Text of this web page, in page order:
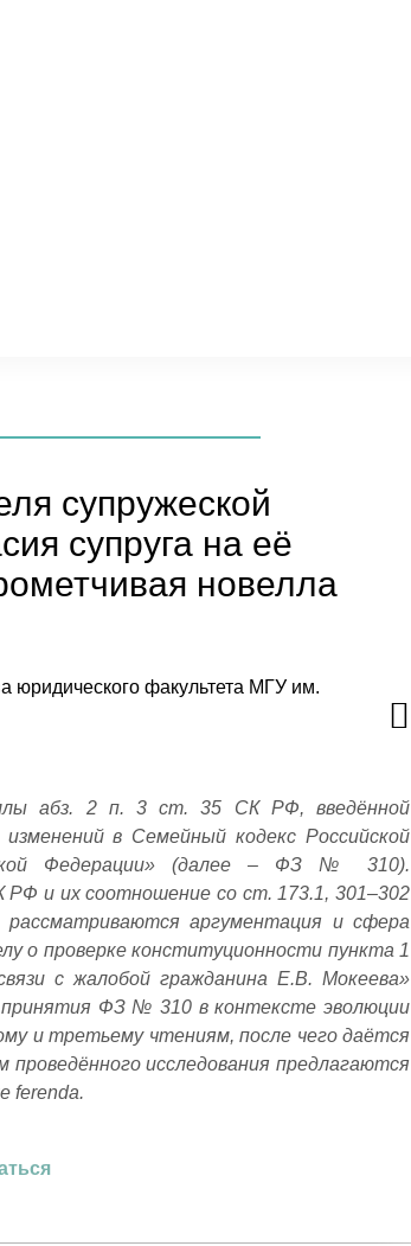
супружеской
супруга на её
новелла
юридического факультета МГУ им.
абз. 2 п. 3 ст. 35 СК РФ, введённой
в Семейный кодекс Российской
Федерации» (далее – ФЗ № 310).
РФ и их соотношение со ст. 173.1, 301–302
аргументация и сфера
о проверке конституционности пункта 1
с жалобой гражданина Е.В. Мокеева»
принятия ФЗ № 310 в контексте эволюции
и третьему чтениям, после чего даётся
исследования предлагаются
ferenda.